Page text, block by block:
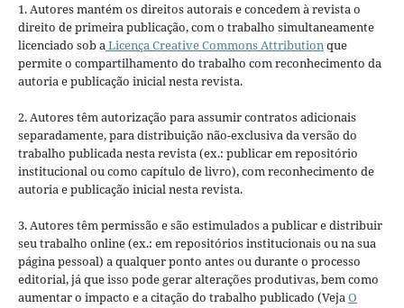
1. Autores mantém os direitos autorais e concedem à revista o
direito de primeira publicação, com o trabalho simultaneamente
licenciado sob aLicença Creative Commons Attributionque
permite o compartilhamento do trabalho com reconhecimento da
autoria e publicação inicial nesta revista.
2. Autores têm autorização para assumir contratos adicionais
separadamente, para distribuição não-exclusiva da versão do
trabalho publicada nesta revista (ex.: publicar em repositório
institucional ou como capítulo de livro), com reconhecimento de
autoria e publicação inicial nesta revista.
3. Autores têm permissão e são estimulados a publicar e distribuir
seu trabalho online (ex.: em repositórios institucionais ou na sua
página pessoal) a qualquer ponto antes ou durante o processo
editorial, já que isso pode gerar alterações produtivas, bem como
aumentar o impacto e a citação do trabalho publicado (VejaO